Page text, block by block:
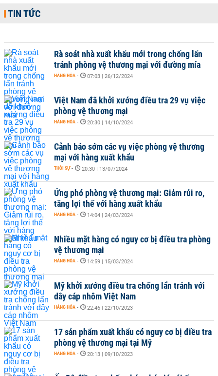
TIN TỨC
Rà soát nhà xuất khẩu mới trong chống lẩn
tránh phòng vệ thương mại với đường mía
HÀNG HÓA - 07:03 | 26/12/2024
Việt Nam đã khởi xướng điều tra 29 vụ việc
phòng vệ thương mại
HÀNG HÓA - 20:30 | 14/10/2024
Cảnh báo sớm các vụ việc phòng vệ thương
mại với hàng xuất khẩu
THỜI SỰ - 20:30 | 13/07/2024
Ứng phó phòng vệ thương mại: Giảm rủi ro,
tăng lợi thế với hàng xuất khẩu
HÀNG HÓA - 14:04 | 24/03/2024
Nhiều mặt hàng có nguy cơ bị điều tra phòng
vệ thương mại
HÀNG HÓA - 14:59 | 15/03/2024
Mỹ khởi xướng điều tra chống lẩn tránh với
dây cáp nhôm Việt Nam
HÀNG HÓA - 22:46 | 22/10/2023
17 sản phẩm xuất khẩu có nguy cơ bị điều tra
phòng vệ thương mại tại Mỹ
HÀNG HÓA - 20:13 | 09/10/2023